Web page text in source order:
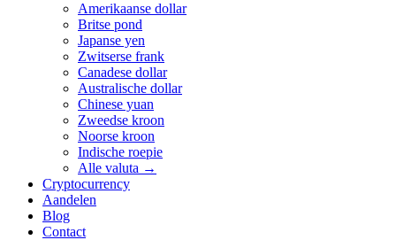
Amerikaanse dollar
Britse pond
Japanse yen
Zwitserse frank
Canadese dollar
Australische dollar
Chinese yuan
Zweedse kroon
Noorse kroon
Indische roepie
Alle valuta →
Cryptocurrency
Aandelen
Blog
Contact